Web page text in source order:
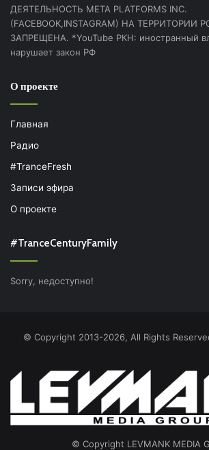
ДЕЯТЕЛЬНОСТЬ МЕТА PLATFORMS INC.
(FACEBOOK,INSTAGRAM) НА ТЕРРИТОРИИ
ЗАПРЕЩЕНА. *YouTube РКН: иностранный
нарушает закон РФ
О проекте
Главная
Радио
#TranceFresh
Записи эфира
О проекте
#TranceCenturyFamily
Sorry, недоступно!
© Copyright 2013-2026, All Rights
© Copyright LEVMANK MEDIA